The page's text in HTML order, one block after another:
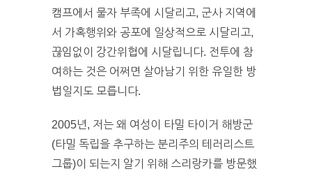
캠프에서 물자 부족에 시달리고, 군사 지역에
서 가혹행위와 공포에 일상적으로 시달리고,
끊임없이 강간위협에 시달립니다. 전투에 참
여하는 것은 어쩌면 살아남기 위한 유일한 방
법일지도 모릅니다.
2005년, 저는 왜 여성이 타밀 타이거 해방군
(타밀 독립을 추구하는 분리주의 테러리스트
그룹)이 되는지 알기 위해 스리랑카를 방문했